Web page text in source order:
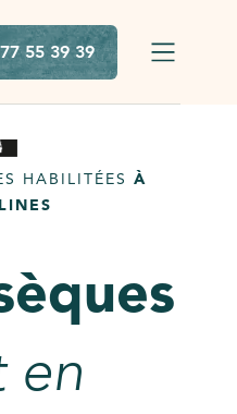
55 39 39
HABILITÉES À
en